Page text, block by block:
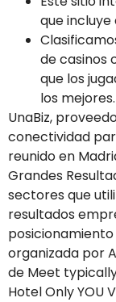
que
de casinos
que los
los mejores.
UnaBiz,
conectividad
reunido en
Grandes
sectores que
resultados
organizada por
de Meet
Hotel Only YOU